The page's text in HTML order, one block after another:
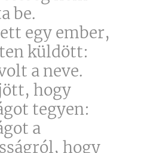
be.
egy ember,
küldött:
a neve.
hogy
tegyen:
a
hogy